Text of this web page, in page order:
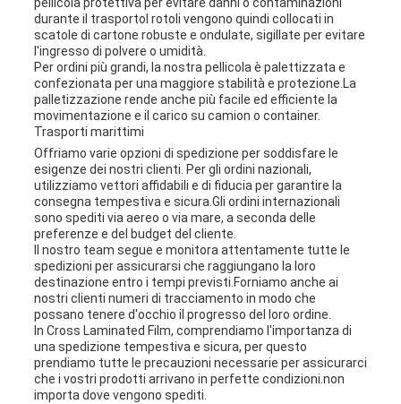
pellicola protettiva per evitare danni o contaminazioni
durante il trasportoI rotoli vengono quindi collocati in
scatole di cartone robuste e ondulate, sigillate per evitare
l'ingresso di polvere o umidità.
Per ordini più grandi, la nostra pellicola è palettizzata e
confezionata per una maggiore stabilità e protezione.La
palletizzazione rende anche più facile ed efficiente la
movimentazione e il carico su camion o container.
Trasporti marittimi
Offriamo varie opzioni di spedizione per soddisfare le
esigenze dei nostri clienti. Per gli ordini nazionali,
utilizziamo vettori affidabili e di fiducia per garantire la
consegna tempestiva e sicura.Gli ordini internazionali
sono spediti via aereo o via mare, a seconda delle
preferenze e del budget del cliente.
Il nostro team segue e monitora attentamente tutte le
spedizioni per assicurarsi che raggiungano la loro
destinazione entro i tempi previsti.Forniamo anche ai
nostri clienti numeri di tracciamento in modo che
possano tenere d'occhio il progresso del loro ordine.
In Cross Laminated Film, comprendiamo l'importanza di
una spedizione tempestiva e sicura, per questo
prendiamo tutte le precauzioni necessarie per assicurarci
che i vostri prodotti arrivano in perfette condizioni.non
importa dove vengono spediti.